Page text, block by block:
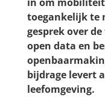
toegankelijk te
gesprek over
open data en
bijdrage levert
leefomgeving.